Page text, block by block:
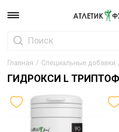
Главная / Специальные добавки
ГИДРОКСИ L